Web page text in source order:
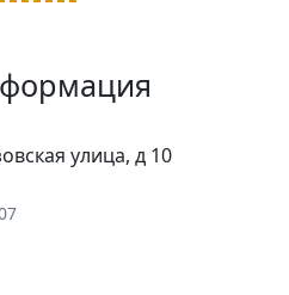
улица, д 10